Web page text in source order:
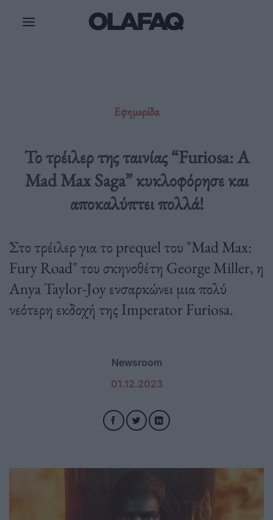
Εφημερίδα
Το τρέιλερ της ταινίας “Furiosa: A
Mad Max Saga” κυκλοφόρησε και
αποκαλύπτει πολλά!
Στο τρέιλερ για το prequel του "Mad Max:
Fury Road" του σκηνοθέτη George Miller, η
Anya Taylor-Joy ενσαρκώνει μια πολύ
νεότερη εκδοχή της Imperator Furiosa.
Newsroom
01.12.2023